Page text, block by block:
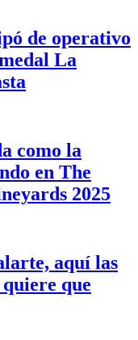
de operativo
La
como la
en The
2025
aquí las
quiere que